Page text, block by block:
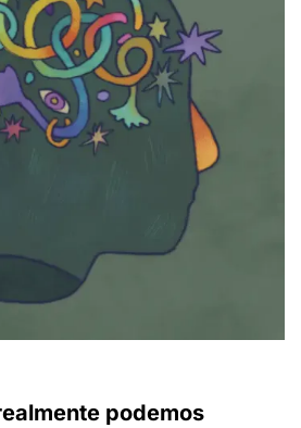
podemos